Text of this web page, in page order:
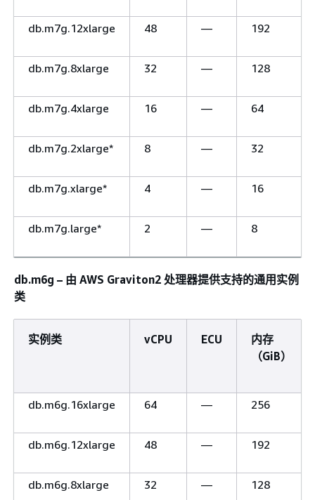
db.m7g.12xlarge 48 — 192
db.m7g.8xlarge 32 — 128
db.m7g.4xlarge 16 — 64
db.m7g.2xlarge* 8 — 32
db.m7g.xlarge* 4 — 16
db.m7g.large* 2 — 8
db.m6g – 由 AWS Graviton2 处理器提供支持的通用实例
类
实例类 vCPU ECU
内存
（GiB）
db.m6g.16xlarge 64 — 256
db.m6g.12xlarge 48 — 192
db.m6g.8xlarge 32 — 128